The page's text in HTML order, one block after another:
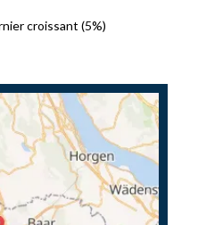
croissant (5%)